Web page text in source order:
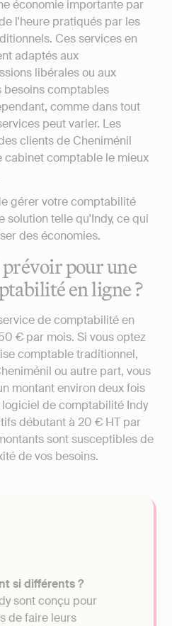
économie importante par
l'heure pratiqués par les
Ces services en
adaptés aux
libérales ou aux
besoins comptables
comme dans tout
peut varier. Les
clients de Cheniménil
cabinet comptable le mieux
gérer votre comptabilité
solution telle qu'Indy, ce qui
des économies.
pour une
en ligne ?
de comptabilité en
€ par mois. Si vous optez
comptable traditionnel,
ou autre part, vous
montant environ deux fois
de comptabilité Indy
débutant à 20 € HT par
sont susceptibles de
de vos besoins.
si différents ?
sont conçu pour
de faire leurs